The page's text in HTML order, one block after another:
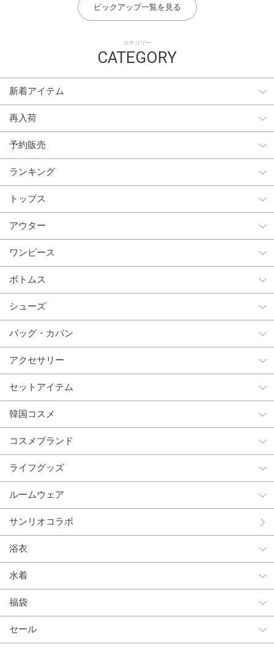
カテゴリー
CATEGORY
新着アイテム
再入荷
予約販売
ランキング
トップス
アウター
ワンピース
ボトムス
シューズ
バッグ・カバン
アクセサリー
セットアイテム
韓国コスメ
コスメブランド
ライフグッズ
ルームウェア
サンリオコラボ
浴衣
水着
福袋
セール
ピックアップ一覧を見る